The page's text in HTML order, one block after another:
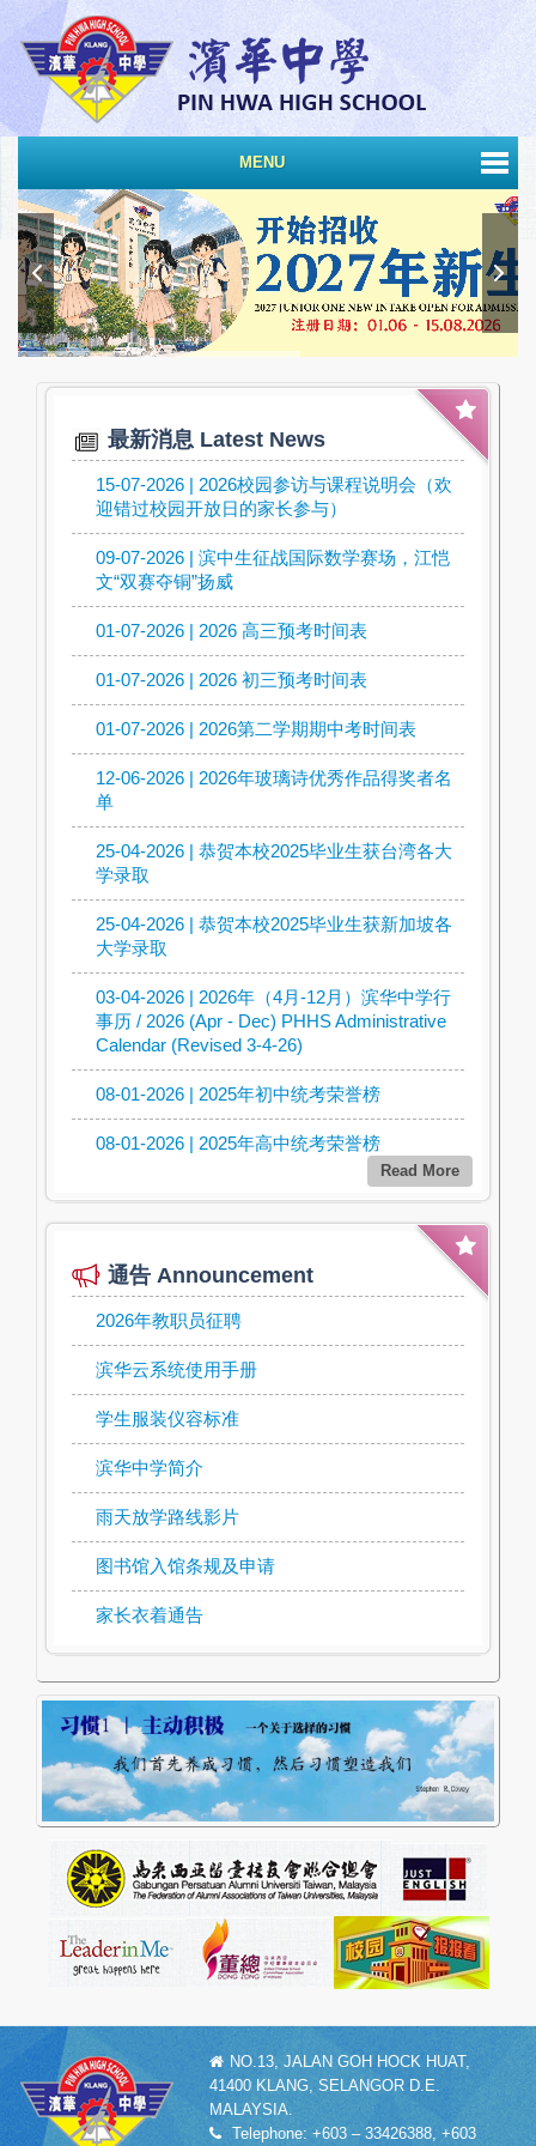
MENU
最新消息 Latest News
15-07-2026 | 2026校园参访与课程说明会（欢
迎错过校园开放日的家长参与）
09-07-2026 | 滨中生征战国际数学赛场，江恺
文“双赛夺铜”扬威
01-07-2026 | 2026 高三预考时间表
01-07-2026 | 2026 初三预考时间表
01-07-2026 | 2026第二学期期中考时间表
12-06-2026 | 2026年玻璃诗优秀作品得奖者名
单
25-04-2026 | 恭贺本校2025毕业生获台湾各大
学录取
25-04-2026 | 恭贺本校2025毕业生获新加坡各
大学录取
03-04-2026 | 2026年（4月-12月）滨华中学行
事历 / 2026 (Apr - Dec) PHHS Administrative
Calendar (Revised 3-4-26)
08-01-2026 | 2025年初中统考荣誉榜
08-01-2026 | 2025年高中统考荣誉榜
Read More
通告 Announcement
2026年教职员征聘
滨华云系统使用手册
学生服装仪容标准
滨华中学简介
雨天放学路线影片
图书馆入馆条规及申请
家长衣着通告
NO.13, JALAN GOH HOCK HUAT,
41400 KLANG, SELANGOR D.E.
MALAYSIA.
Telephone: +603 – 33426388, +603